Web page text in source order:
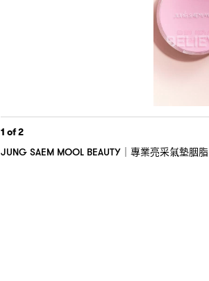
1 of 2
JUNG SAEM MOOL BEAUTY｜ 專業亮采氣墊胭脂